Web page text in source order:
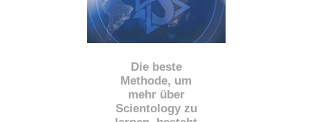
Die beste
Methode, um
mehr über
Scientology zu